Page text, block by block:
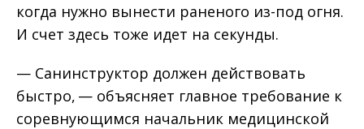
когда нужно вынести раненого из-под огня.
И счет здесь тоже идет на секунды.
— Санинструктор должен действовать
быстро, — объясняет главное требование к
соревнующимся начальник медицинской